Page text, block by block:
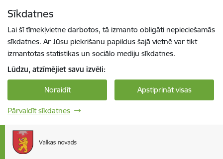
Sīkdatnes
Lai šī tīmekļvietne darbotos, tā izmanto obligāti nepieciešamās
sīkdatnes. Ar Jūsu piekrišanu papildus šajā vietnē var tikt
izmantotas statistikas un sociālo mediju sīkdatnes.
Lūdzu, atzīmējiet savu izvēli:
Noraidīt Apstiprināt visas
Pārvaldīt sīkdatnes